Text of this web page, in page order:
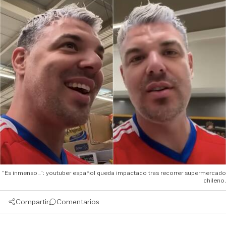
“Es inmenso…”: youtuber español queda impactado tras recorrer supermercado
chileno.
Compartir Comentarios